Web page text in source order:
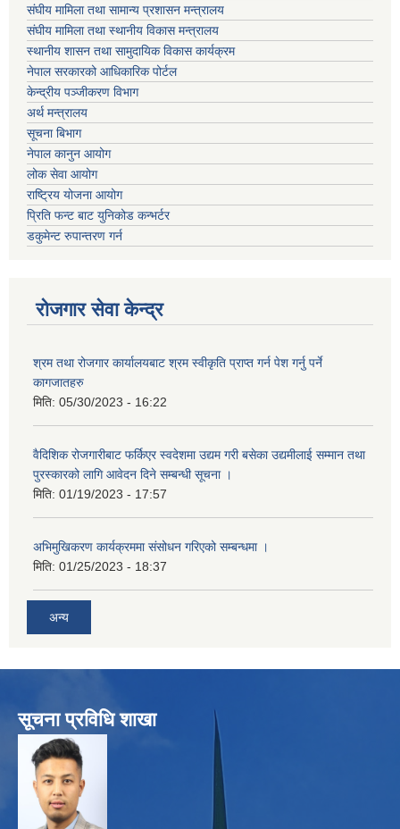
संघीय मामिला तथा सामान्य प्रशासन मन्त्रालय
संघीय मामिला तथा स्थानीय विकास मन्त्रालय
स्थानीय शासन तथा सामुदायिक विकास कार्यक्रम
नेपाल सरकारको आधिकारिक पोर्टल
केन्द्रीय पञ्जीकरण विभाग
अर्थ मन्त्रालय
सूचना बिभाग
नेपाल कानुन आयोग
लोक सेवा आयोग
राष्ट्रिय योजना आयोग
प्रिति फन्ट बाट युनिकोड कन्भर्टर
डकुमेन्ट रुपान्तरण गर्न
रोजगार सेवा केन्द्र
श्रम तथा रोजगार कार्यालयबाट श्रम स्वीकृति प्राप्त गर्न पेश गर्नु पर्ने
कागजातहरु
मिति: 05/30/2023 - 16:22
वैदिशिक रोजगारीबाट फर्किएर स्वदेशमा उद्यम गरी बसेका उद्यमीलाई सम्मान तथा
पुरस्कारको लागि आवेदन दिने सम्बन्धी सूचना ।
मिति: 01/19/2023 - 17:57
अभिमुखिकरण कार्यक्रममा संसोधन गरिएको सम्बन्धमा ।
मिति: 01/25/2023 - 18:37
अन्य
सूचना प्रविधि शाखा